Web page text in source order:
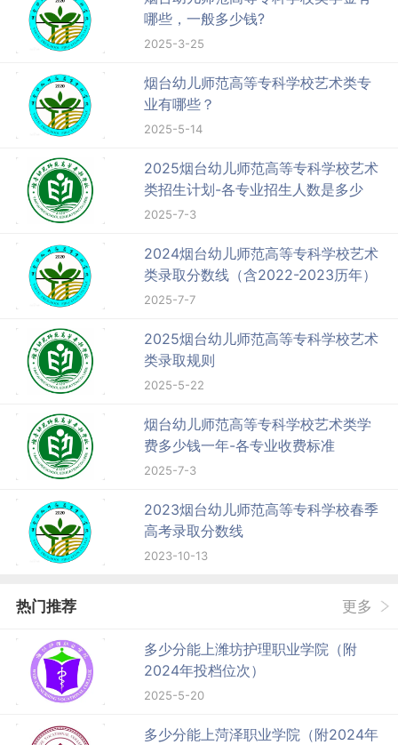
哪些，一般多少钱?
2025-3-25
烟台幼儿师范高等专科学校艺术类专
业有哪些？
2025-5-14
2025烟台幼儿师范高等专科学校艺术
类招生计划-各专业招生人数是多少
2025-7-3
2024烟台幼儿师范高等专科学校艺术
类录取分数线（含2022-2023历年）
2025-7-7
2025烟台幼儿师范高等专科学校艺术
类录取规则
2025-5-22
烟台幼儿师范高等专科学校艺术类学
费多少钱一年-各专业收费标准
2025-7-3
2023烟台幼儿师范高等专科学校春季
高考录取分数线
2023-10-13
热门推荐 更多
多少分能上潍坊护理职业学院（附
2024年投档位次）
2025-5-20
多少分能上菏泽职业学院（附2024年